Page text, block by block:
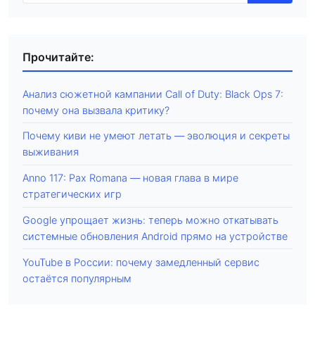
Прочитайте:
Анализ сюжетной кампании Call of Duty: Black Ops 7:
почему она вызвала критику?
Почему киви не умеют летать — эволюция и секреты
выживания
Anno 117: Pax Romana — новая глава в мире
стратегических игр
Google упрощает жизнь: теперь можно откатывать
системные обновления Android прямо на устройстве
YouTube в России: почему замедленный сервис
остаётся популярным